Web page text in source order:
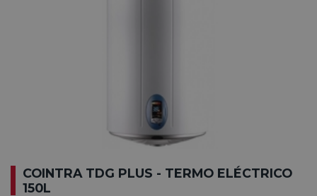
COINTRA TDG PLUS - TERMO ELÉCTRICO
150L